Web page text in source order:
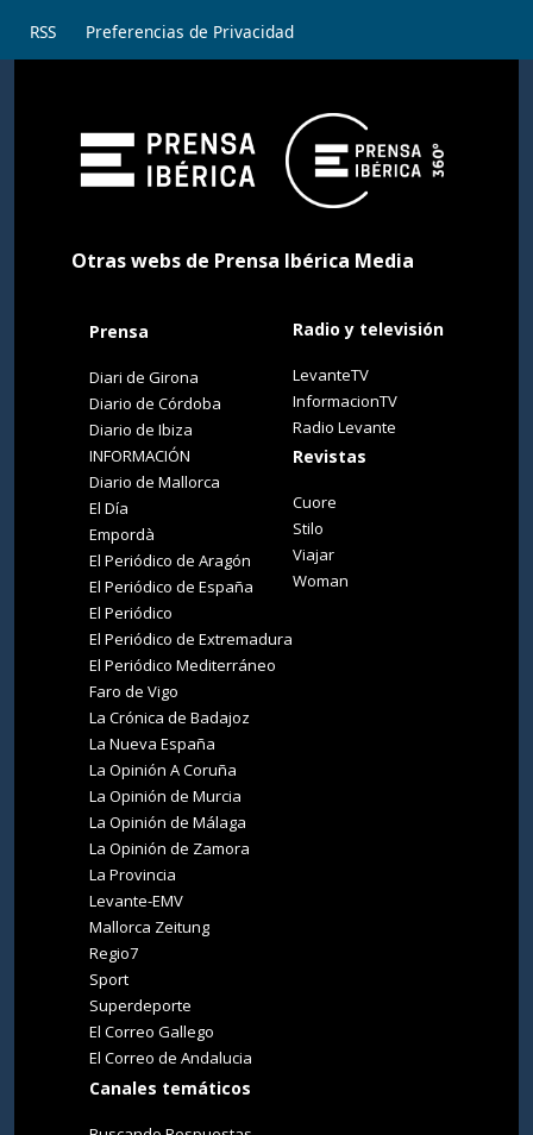
RSS Preferencias de Privacidad
Otras webs de Prensa Ibérica Media
Prensa
Diari de Girona
Diario de Córdoba
Diario de Ibiza
INFORMACIÓN
Diario de Mallorca
El Día
Empordà
El Periódico de Aragón
El Periódico de España
El Periódico
El Periódico de Extremadura
El Periódico Mediterráneo
Faro de Vigo
La Crónica de Badajoz
La Nueva España
La Opinión A Coruña
La Opinión de Murcia
La Opinión de Málaga
La Opinión de Zamora
La Provincia
Levante-EMV
Mallorca Zeitung
Regio7
Sport
Superdeporte
El Correo Gallego
El Correo de Andalucia
Canales temáticos
Radio y televisión
LevanteTV
InformacionTV
Radio Levante
Revistas
Cuore
Stilo
Viajar
Woman